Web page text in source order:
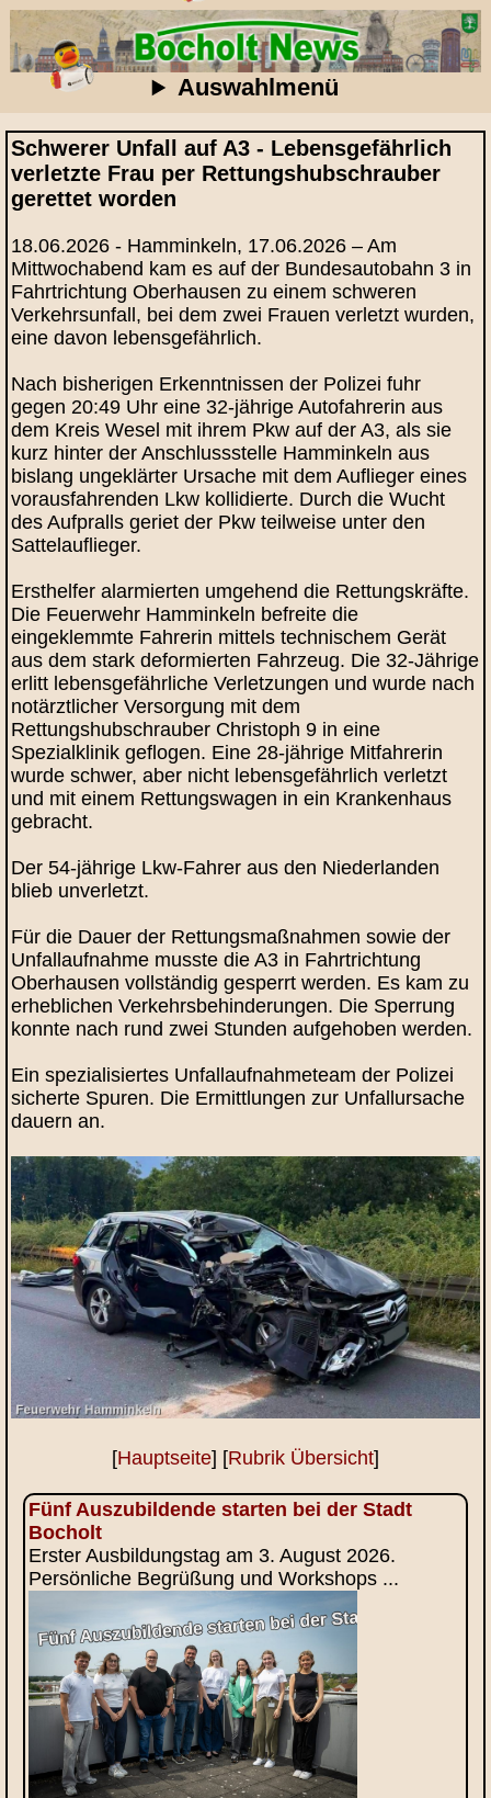
Auswahlmenü
Schwerer Unfall auf A3 - Lebensgefährlich
verletzte Frau per Rettungshubschrauber
gerettet worden
18.06.2026 - Hamminkeln, 17.06.2026 – Am
Mittwochabend kam es auf der Bundesautobahn 3 in
Fahrtrichtung Oberhausen zu einem schweren
Verkehrsunfall, bei dem zwei Frauen verletzt wurden,
eine davon lebensgefährlich.
Nach bisherigen Erkenntnissen der Polizei fuhr
gegen 20:49 Uhr eine 32‑jährige Autofahrerin aus
dem Kreis Wesel mit ihrem Pkw auf der A3, als sie
kurz hinter der Anschlussstelle Hamminkeln aus
bislang ungeklärter Ursache mit dem Auflieger eines
vorausfahrenden Lkw kollidierte. Durch die Wucht
des Aufpralls geriet der Pkw teilweise unter den
Sattelauflieger.
Ersthelfer alarmierten umgehend die Rettungskräfte.
Die Feuerwehr Hamminkeln befreite die
eingeklemmte Fahrerin mittels technischem Gerät
aus dem stark deformierten Fahrzeug. Die 32‑Jährige
erlitt lebensgefährliche Verletzungen und wurde nach
notärztlicher Versorgung mit dem
Rettungshubschrauber Christoph 9 in eine
Spezialklinik geflogen. Eine 28‑jährige Mitfahrerin
wurde schwer, aber nicht lebensgefährlich verletzt
und mit einem Rettungswagen in ein Krankenhaus
gebracht.
Der 54‑jährige Lkw‑Fahrer aus den Niederlanden
blieb unverletzt.
Für die Dauer der Rettungsmaßnahmen sowie der
Unfallaufnahme musste die A3 in Fahrtrichtung
Oberhausen vollständig gesperrt werden. Es kam zu
erheblichen Verkehrsbehinderungen. Die Sperrung
konnte nach rund zwei Stunden aufgehoben werden.
Ein spezialisiertes Unfallaufnahmeteam der Polizei
sicherte Spuren. Die Ermittlungen zur Unfallursache
dauern an.
[Hauptseite] [Rubrik Übersicht]
Fünf Auszubildende starten bei der Stadt
Bocholt
Erster Ausbildungstag am 3. August 2026.
Persönliche Begrüßung und Workshops ...